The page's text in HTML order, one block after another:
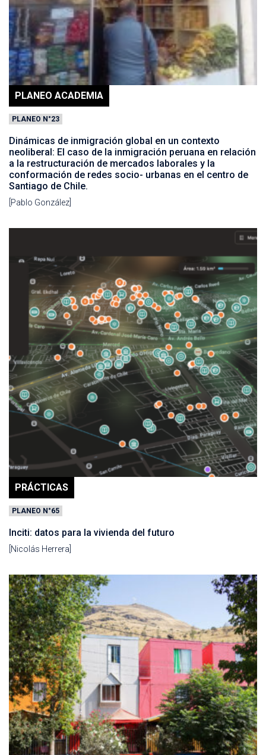
PLANEO ACADEMIA
PLANEO N°23
Dinámicas de inmigración global en un contexto
neoliberal: El caso de la inmigración peruana en relación
a la restructuración de mercados laborales y la
conformación de redes socio- urbanas en el centro de
Santiago de Chile.
[Pablo González]
PRÁCTICAS
PLANEO N°65
Inciti: datos para la vivienda del futuro
[Nicolás Herrera]